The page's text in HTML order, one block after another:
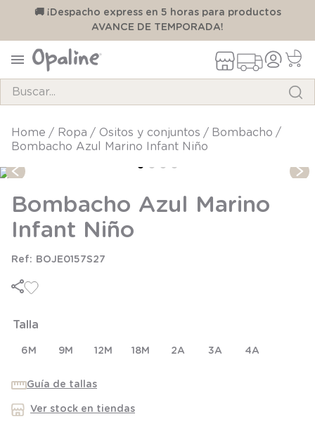
🚚 ¡Despacho express en 5 horas para productos
AVANCE DE TEMPORADA!
ropa ositos y conjuntos
bombacho
Bombacho Azul Marino Infant Niño
Bombacho Azul Marino
Infant Niño
BOJE0157S27
Talla
6M 9M 12M 18M 2A 3A 4A
Guía de tallas
Ver stock en tiendas
TÉRMINOS MÁS BUSCADOS
3.
zapatillas
4.
body
5
manta
8.
9.
saco